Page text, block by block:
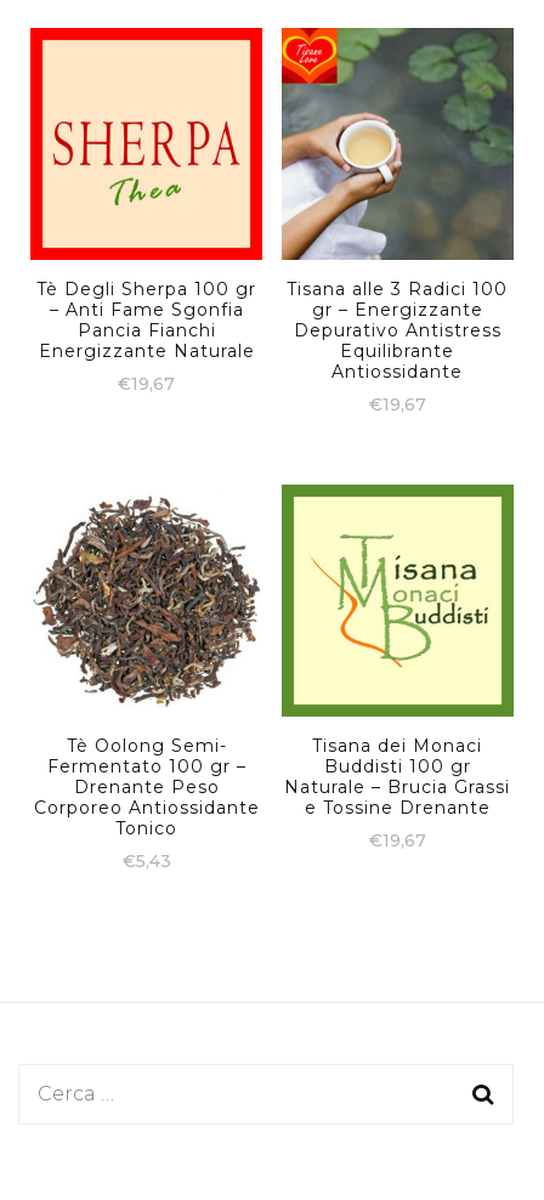
Tè Degli Sherpa 100 gr
– Anti Fame Sgonfia
Pancia Fianchi
Energizzante Naturale
€19,67
Tisana alle 3 Radici 100
gr – Energizzante
Depurativo Antistress
Equilibrante
Antiossidante
€19,67
Tè Oolong Semi-
Fermentato 100 gr –
Drenante Peso
Corporeo Antiossidante
Tonico
€5,43
Tisana dei Monaci
Buddisti 100 gr
Naturale – Brucia Grassi
e Tossine Drenante
€19,67
Ricerca